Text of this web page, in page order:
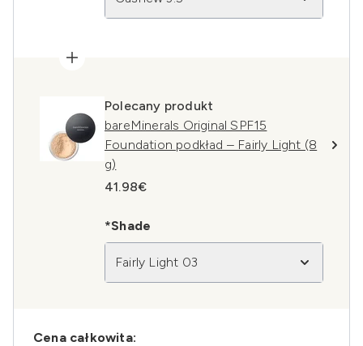
Polecany produkt
bareMinerals Original SPF15
Foundation podkład – Fairly Light (8
g)
41.98€
*Shade
Fairly Light 03
Cena całkowita: